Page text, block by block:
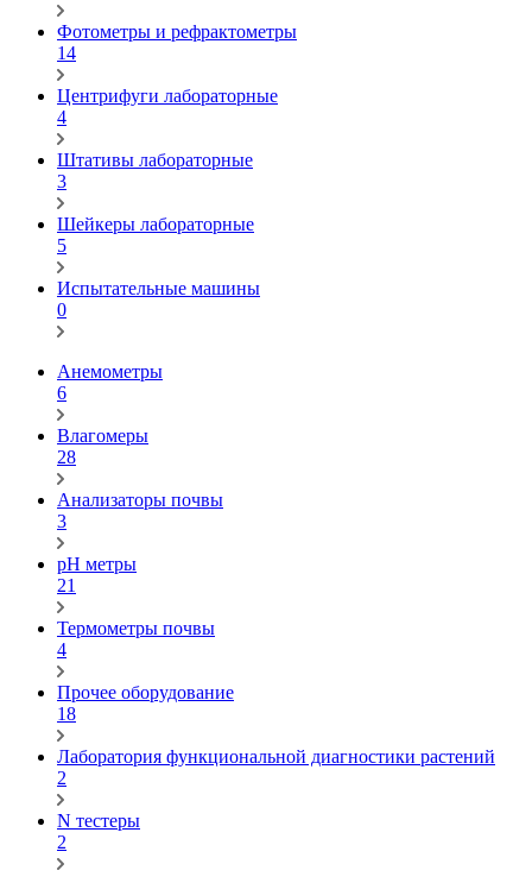
Фотометры и рефрактометры
14
Центрифуги лабораторные
4
Штативы лабораторные
3
Шейкеры лабораторные
5
Испытательные машины
0
Анемометры
6
Влагомеры
28
Анализаторы почвы
3
pH метры
21
Термометры почвы
4
Прочее оборудование
18
Лаборатория функциональной диагностики растений
2
N тестеры
2